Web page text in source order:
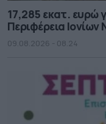
17,285 εκατ. ευρώ
Περιφέρεια
09.08.2026 - 08.24